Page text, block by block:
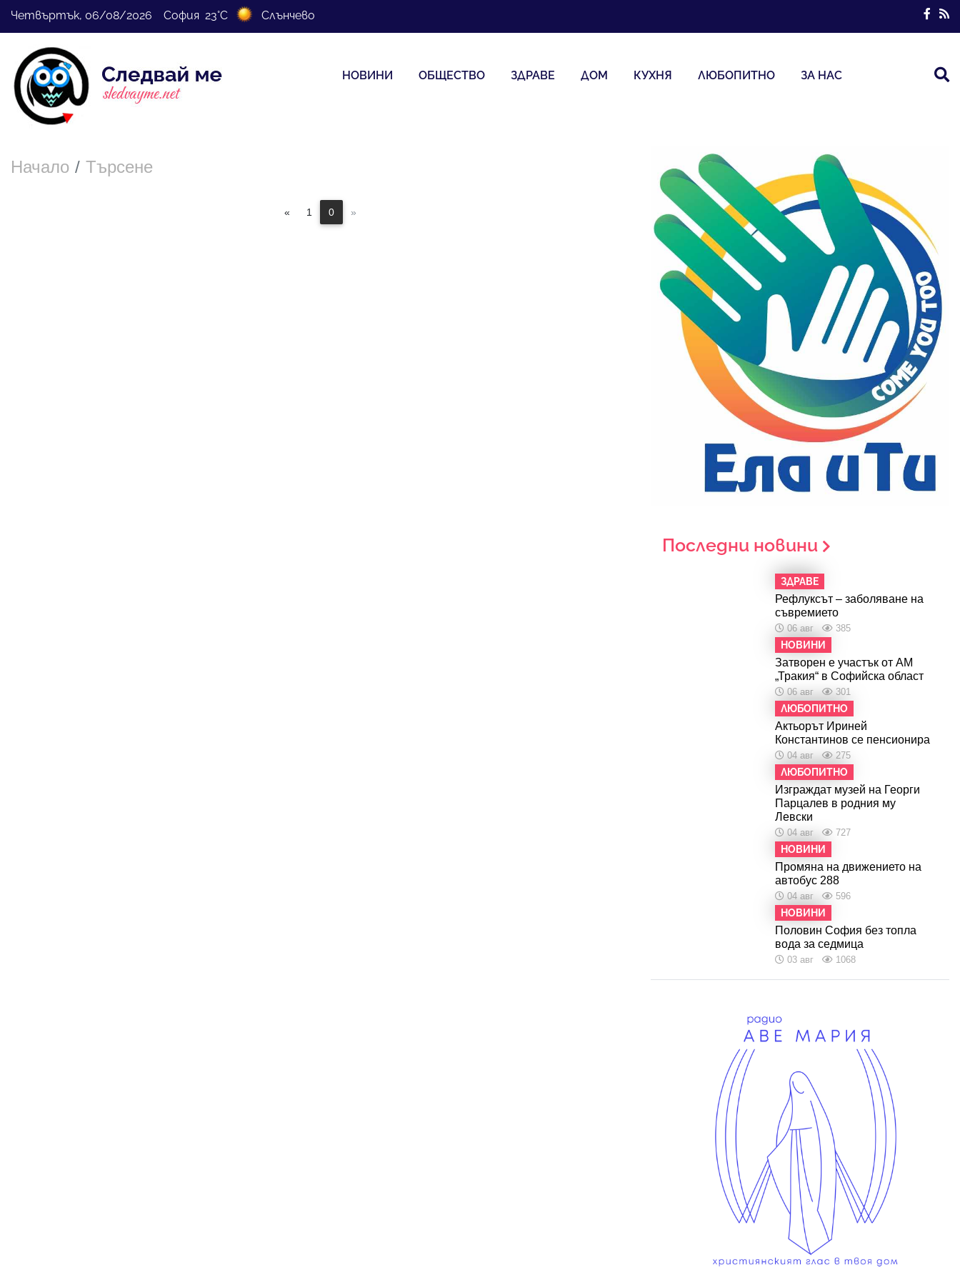
Четвъртък, 06/08/2026 София 23°C Слънчево
НОВИНИ ОБЩЕСТВО ЗДРАВЕ ДОМ КУХНЯ ЛЮБОПИТНО ЗА НАС
Начало Търсене
« 1 0 »
Последни новини
ЗДРАВЕ
Рефлуксът – заболяване на
съвремието
06 авг 385
НОВИНИ
Затворен е участък от АМ
„Тракия“ в Софийска област
06 авг 301
ЛЮБОПИТНО
Актьорът Ириней
Константинов се пенсионира
04 авг 275
ЛЮБОПИТНО
Изграждат музей на Георги
Парцалев в родния му
Левски
04 авг 727
НОВИНИ
Промяна на движението на
автобус 288
04 авг 596
НОВИНИ
Половин София без топла
вода за седмица
03 авг 1068